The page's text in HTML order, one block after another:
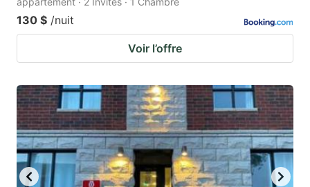
130 $ /nuit
Voir l’offre